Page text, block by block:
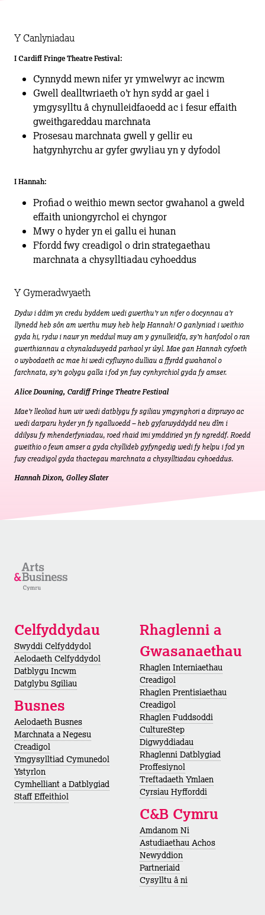
Y Canlyniadau
I Cardiff Fringe Theatre Festival:
Cynnydd mewn nifer yr ymwelwyr ac incwm
Gwell dealltwriaeth o’r hyn sydd ar gael i
ymgysylltu â chynulleidfaoedd ac i fesur effaith
gweithgareddau marchnata
Prosesau marchnata gwell y gellir eu
hatgynhyrchu ar gyfer gwyliau yn y dyfodol
I Hannah:
Profiad o weithio mewn sector gwahanol a gweld
effaith uniongyrchol ei chyngor
Mwy o hyder yn ei gallu ei hunan
Ffordd fwy creadigol o drin strategaethau
marchnata a chysylltiadau cyhoeddus
Y Gymeradwyaeth
Dydw i ddim yn credu byddem wedi gwerthu’r un nifer o docynnau a’r
llynedd heb sôn am werthu mwy heb help Hannah! O ganlyniad i weithio
gyda hi, rydw i nawr yn meddwl mwy am y gynulleidfa, sy’n hanfodol o ran
gwerthiannau a chynaladwyedd parhaol yr ŵyl. Mae gan Hannah cyfoeth
o wybodaeth ac mae hi wedi cyflwyno dulliau a ffyrdd gwahanol o
farchnata, sy’n golygu galla i fod yn fwy cynhyrchiol gyda fy amser.
Alice Downing, Cardiff Fringe Theatre Festival
Mae’r lleoliad hwn wir wedi datblygu fy sgiliau ymgynghori a dirprwyo ac
wedi darparu hyder yn fy ngalluoedd – heb gyfarwyddydd neu dîm i
ddilysu fy mhenderfyniadau, roed rhaid imi ymddiried yn fy ngreddf. Roedd
gweithio o fewn amser a gyda chyllideb gyfyngedig wedi fy helpu i fod yn
fwy creadigol gyda thactegau marchnata a chysylltiadau cyhoeddus.
Hannah Dixon, Golley Slater
Celfyddydau
Swyddi Celfyddydol
Aelodaeth Celfyddydol
Datblygu Incwm
Datglybu Sgiliau
Busnes
Aelodaeth Busnes
Marchnata a Negesu
Creadigol
Ymgysylltiad Cymunedol
Ystyrlon
Cymhelliant a Datblygiad
Staff Effeithiol
Rhaglenni a
Gwasanaethau
Rhaglen Interniaethau
Creadigol
Rhaglen Prentisiaethau
Creadigol
Rhaglen Fuddsoddi
CultureStep
Digwyddiadau
Rhaglenni Datblygiad
Proffesiynol
Treftadaeth Ymlaen
Cyrsiau Hyfforddi
C&B Cymru
Amdanom Ni
Astudiaethau Achos
Newyddion
Partneriaid
Cysylltu â ni